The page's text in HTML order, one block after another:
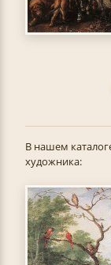
В нашем
художника: